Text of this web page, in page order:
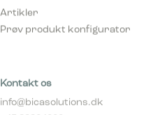
Artikler
Prøv produkt konfigurator
+45 82304000